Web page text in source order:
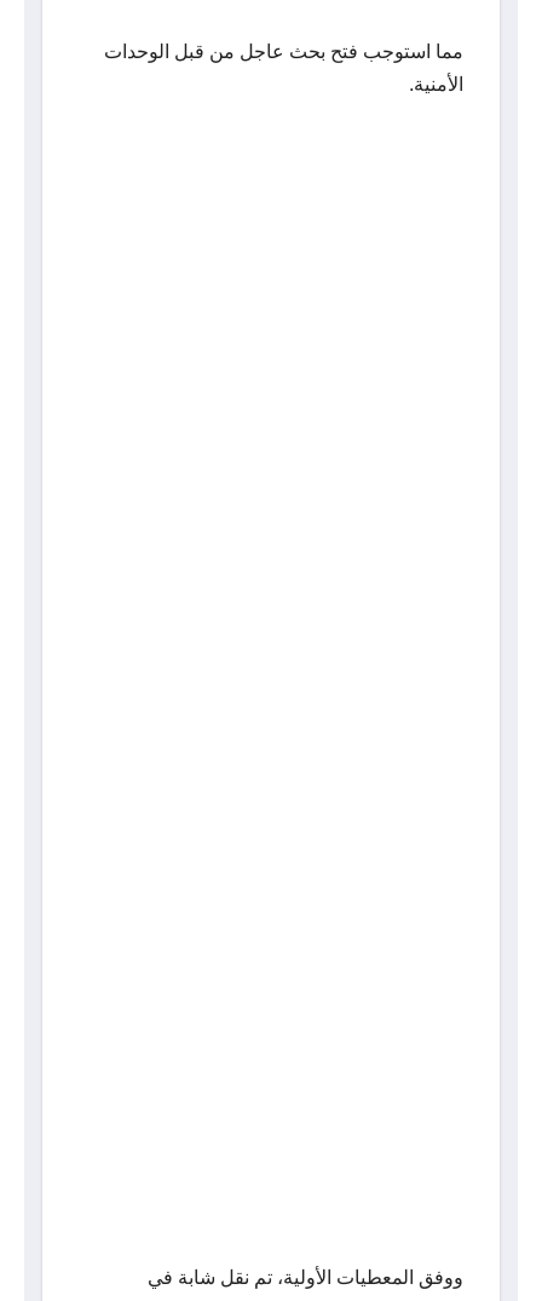
مما استوجب فتح بحث عاجل من قبل الوحدات
الأمنية.
ووفق المعطيات الأولية، تم نقل شابة في